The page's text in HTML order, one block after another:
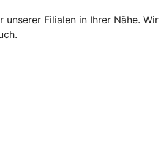
unserer Filialen in Ihrer Nähe. Wir